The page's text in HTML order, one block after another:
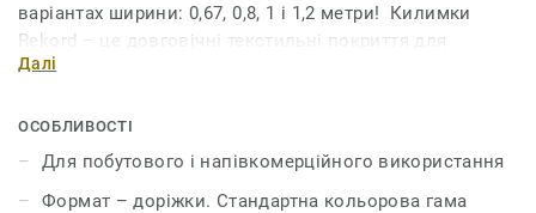
варіантах ширини: 0,67, 0,8, 1 і 1,2 метри! Килимки
Rekord – це довговічні текстильні покриття для
підлоги з гумовою основою, призначені для
в широкому асортименті стандартних кольорів.
Далі
ОСОБЛИВОСТІ
Для побутового і напівкомерційного використання
Формат – доріжки. Стандартна кольорова гама